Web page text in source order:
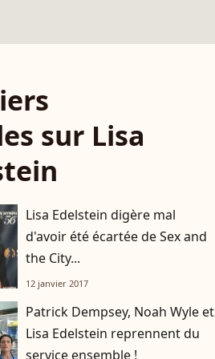
sur Lisa
Lisa Edelstein digère mal
d'avoir été écartée de Sex and
the City...
12 janvier 2017
Patrick Dempsey, Noah Wyle et
Lisa Edelstein reprennent du
service ensemble !